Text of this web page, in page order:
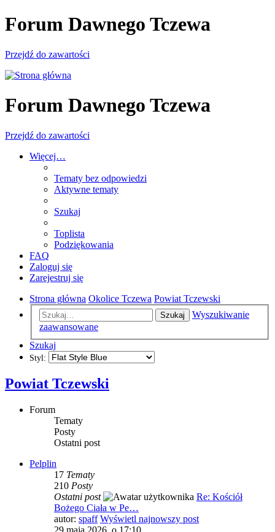
Forum Dawnego Tczewa
Przejdź do zawartości
Forum Dawnego Tczewa
Przejdź do zawartości
Więcej…
Tematy bez odpowiedzi
Aktywne tematy
Szukaj
Toplista
Podziękowania
FAQ
Zaloguj się
Zarejestruj się
Strona główna Okolice Tczewa Powiat Tczewski
Szukaj
Wyszukiwanie
zaawansowane
Szukaj
Styl:
Powiat Tczewski
Forum
Tematy
Posty
Ostatni post
Pelplin
17 Tematy
210 Posty
Ostatni post
Re: Kościół
Bożego Ciała w Pe…
autor: spaff Wyświetl najnowszy post